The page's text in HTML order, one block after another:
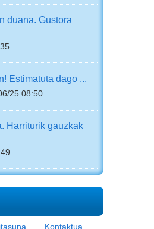
duana. Gustora
Estimatuta dago ...
25 08:50
Harriturik gauzkak
Kontaktua